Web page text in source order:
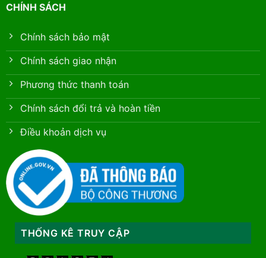
CHÍNH SÁCH
Chính sách bảo mật
Chính sách giao nhận
Phương thức thanh toán
Chính sách đổi trả và hoàn tiền
Điều khoản dịch vụ
THỐNG KÊ TRUY CẬP